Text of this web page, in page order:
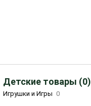
Детские товары (0)
Игрушки и Игры 0